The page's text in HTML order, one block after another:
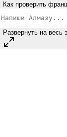
Как проверить
Развернуть на весь